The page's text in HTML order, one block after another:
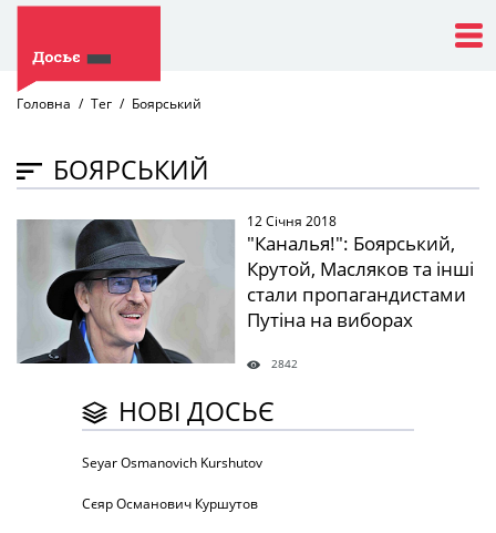
Головна Тег Боярський
БОЯРСЬКИЙ
12 Січня 2018
"Каналья!": Боярський,
Крутой, Масляков та інші
стали пропагандистами
Путіна на виборах
2842
НОВІ ДОСЬЄ
Seyar Osmanovich Kurshutov
Сєяр Османович Куршутов